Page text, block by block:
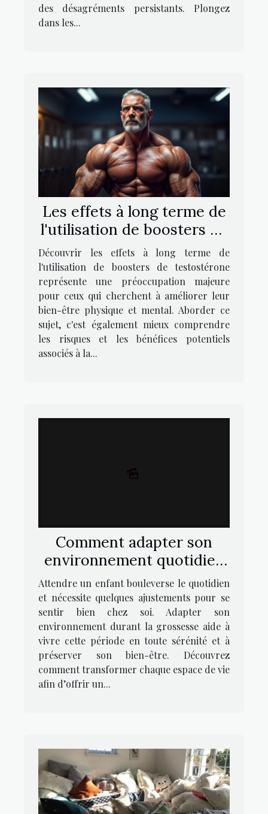
des désagréments persistants. Plongez
dans les...
Les effets à long terme de
l'utilisation de boosters de
testostérone
Découvrir les effets à long terme de
l'utilisation de boosters de testostérone
représente une préoccupation majeure
pour ceux qui cherchent à améliorer leur
bien-être physique et mental. Aborder ce
sujet, c'est également mieux comprendre
les risques et les bénéfices potentiels
associés à la...
Comment adapter son
environnement quotidien
pour une grossesse
confortable ?
Attendre un enfant bouleverse le quotidien
et nécessite quelques ajustements pour se
sentir bien chez soi. Adapter son
environnement durant la grossesse aide à
vivre cette période en toute sérénité et à
préserver son bien-être. Découvrez
comment transformer chaque espace de vie
afin d’offrir un...